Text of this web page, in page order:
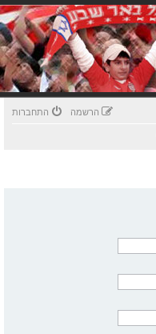
התחברות הרשמה